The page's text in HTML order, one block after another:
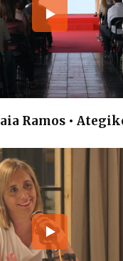
Ramos •